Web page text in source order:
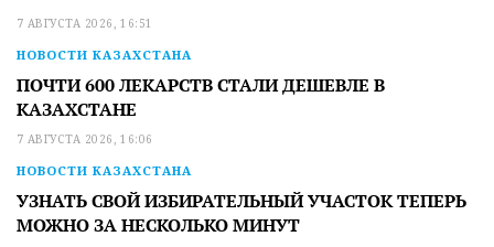
7 АВГУСТА 2026, 16:51
НОВОСТИ КАЗАХСТАНА
ПОЧТИ 600 ЛЕКАРСТВ СТАЛИ ДЕШЕВЛЕ В
КАЗАХСТАНЕ
7 АВГУСТА 2026, 16:06
НОВОСТИ КАЗАХСТАНА
УЗНАТЬ СВОЙ ИЗБИРАТЕЛЬНЫЙ УЧАСТОК ТЕПЕРЬ
МОЖНО ЗА НЕСКОЛЬКО МИНУТ